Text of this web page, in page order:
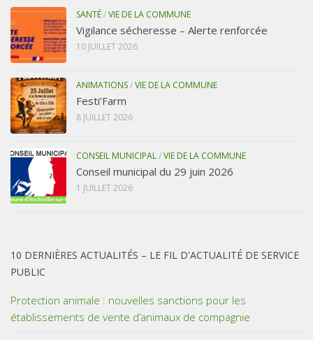
SANTÉ/VIE DE LA COMMUNE
Vigilance sécheresse – Alerte renforcée
10 JUILLET 2026
ANIMATIONS/VIE DE LA COMMUNE
Festi’Farm
8 JUILLET 2026
CONSEIL MUNICIPAL/VIE DE LA COMMUNE
Conseil municipal du 29 juin 2026
1 JUILLET 2026
10 DERNIÈRES ACTUALITÉS – LE FIL D'ACTUALITÉ DE SERVICE
PUBLIC
Protection animale : nouvelles sanctions pour les
établissements de vente d’animaux de compagnie